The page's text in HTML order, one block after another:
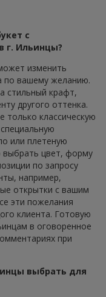
с
г. Ильинцы?
изменить
по вашему желанию.
стильный крафт,
другого оттенка.
только классическую
или плетеную
выбрать цвет, форму
по запросу
например,
открытки с вашим
эти пожелания
клиента. Готовую
в оговоренное
при
выбрать для